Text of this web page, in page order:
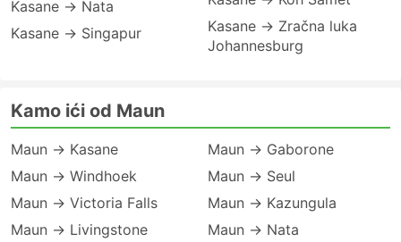
Kasane → Nata
Kasane → Singapur
Kasane → Zračna luka
Johannesburg
Kamo ići od Maun
Maun → Kasane
Maun → Windhoek
Maun → Victoria Falls
Maun → Livingstone
Maun → Gaborone
Maun → Seul
Maun → Kazungula
Maun → Nata